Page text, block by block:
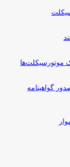
موتورسیکلت‌ها
گواهینامه